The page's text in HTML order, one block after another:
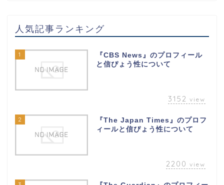
人気記事ランキング
1
『CBS News』のプロフィール
と信ぴょう性について
3152 view
2
『The Japan Times』のプロフ
ィールと信ぴょう性について
2200 view